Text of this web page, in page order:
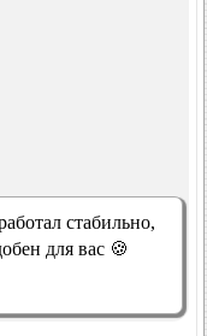
стабильно,
для вас 🍪